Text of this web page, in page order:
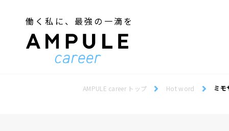
働く私に、最強の一滴を
AMPULE career トップ Hot word ミモ